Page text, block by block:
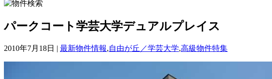
パークコート学芸大学デュアルプレイス
2010年7月18日 | 最新物件情報,自由が丘／学芸大学,高級物件特集